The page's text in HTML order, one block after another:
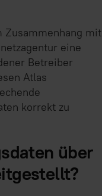
Zusammenhang mit
eine
Betreiber
Atlas
korrekt zu
über